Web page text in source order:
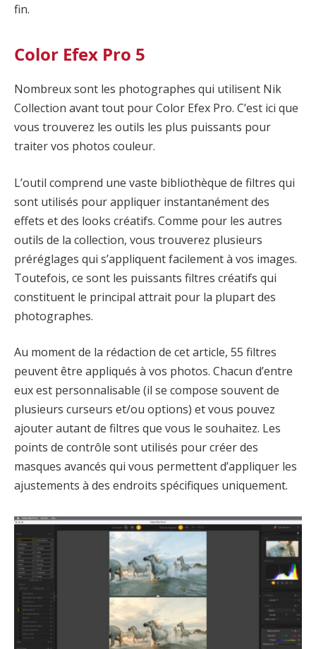
fin.
Color Efex Pro 5
Nombreux sont les photographes qui utilisent Nik
Collection avant tout pour Color Efex Pro. C’est ici que
vous trouverez les outils les plus puissants pour
traiter vos photos couleur.
L’outil comprend une vaste bibliothèque de filtres qui
sont utilisés pour appliquer instantanément des
effets et des looks créatifs. Comme pour les autres
outils de la collection, vous trouverez plusieurs
préréglages qui s’appliquent facilement à vos images.
Toutefois, ce sont les puissants filtres créatifs qui
constituent le principal attrait pour la plupart des
photographes.
Au moment de la rédaction de cet article, 55 filtres
peuvent être appliqués à vos photos. Chacun d’entre
eux est personnalisable (il se compose souvent de
plusieurs curseurs et/ou options) et vous pouvez
ajouter autant de filtres que vous le souhaitez. Les
points de contrôle sont utilisés pour créer des
masques avancés qui vous permettent d’appliquer les
ajustements à des endroits spécifiques uniquement.